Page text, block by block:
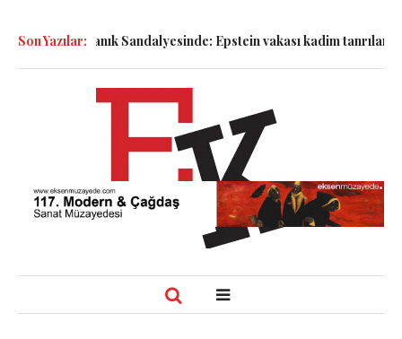
Son Yazılar:
Sanık Sandalyesinde: Epstein vakası kadim tanrıları nasıl